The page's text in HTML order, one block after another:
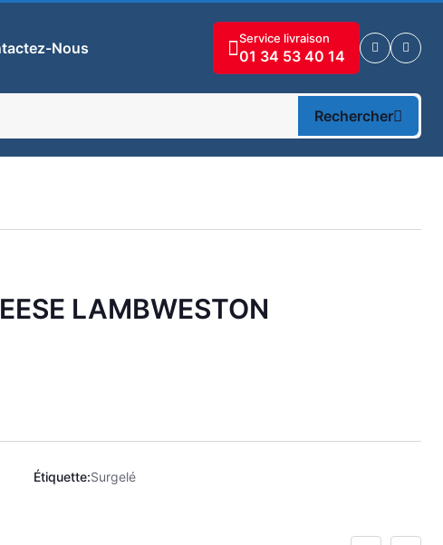
Nous
Service livraison
01 34 53 40 14
Rechercher
LAMBWESTON
Étiquette:Surgelé